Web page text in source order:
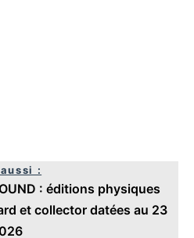
:
: éditions physiques
et collector datées au 23